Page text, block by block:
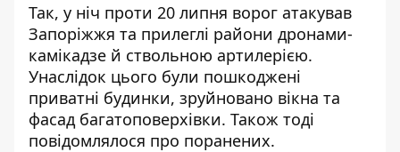
Так, у ніч проти 20 липня ворог атакував
Запоріжжя та прилеглі райони дронами-
камікадзе й ствольною артилерією.
Унаслідок цього були пошкоджені
приватні будинки, зруйновано вікна та
фасад багатоповерхівки. Також тоді
повідомлялося про поранених.